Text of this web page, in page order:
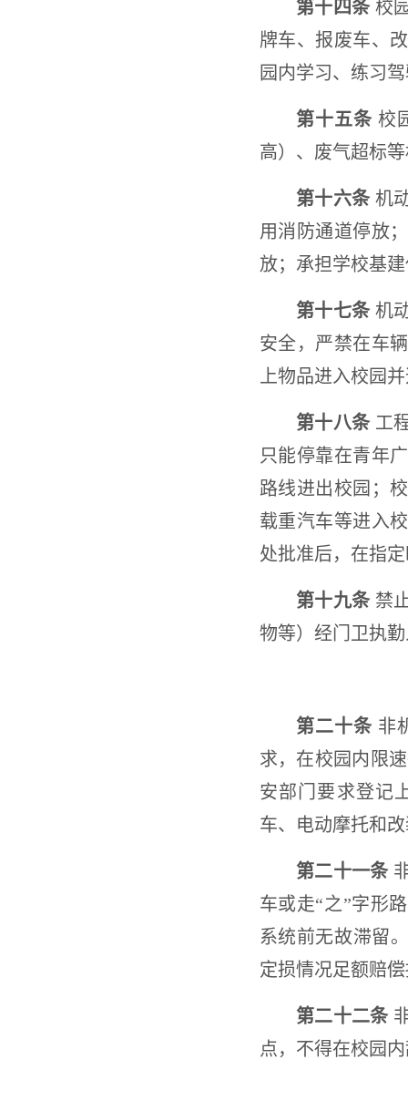
第十四条校
牌车、报废车、
园内学习、练习
第十五条 校
高）、废气超标
第十六条机
用消防通道停放
放；承担学校基
第十七条机
安全，严禁在车
上物品进入校园
第十八条工
只能停靠在青年
路线进出校园；
载重汽车等进入
处批准后，在指
第十九条禁
物等）经门卫执
第二十条 非
求，在校园内限
安部门要求登记
车、电动摩托和
第二十一条
车或走“之”字形
系统前无故滞留
定损情况足额赔
第二十二条
点，不得在校园